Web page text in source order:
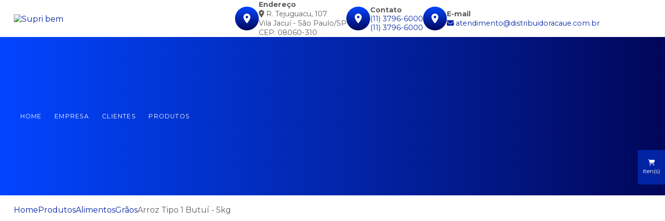
Endereço
R. Tejuguacu, 107
Vila Jacuí - São Paulo/SP
CEP: 08060-310
Contato
(11) 3796-6000
(11) 3796-6000
E-mail
atendimento@distribuidoracaue.com.br
HOME EMPRESA CLIENTES PRODUTOS
iten(s)
HomeProdutosAlimentosGrãosArroz Tipo 1 Butuí - 5kg